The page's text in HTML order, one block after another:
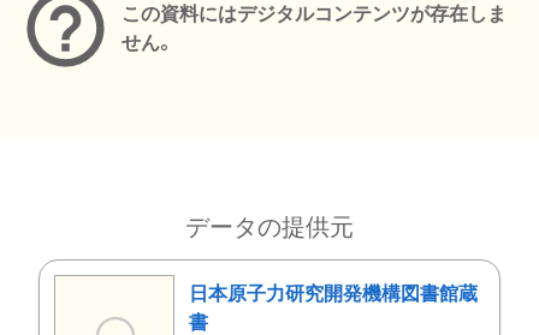
この資料にはデジタルコンテンツが存在しま
せん。
データの提供元
日本原子力研究開発機構図書館蔵
書